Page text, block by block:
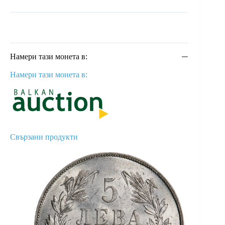
Намери тази монета в:
Намери тази монета в:
Свързани продукти